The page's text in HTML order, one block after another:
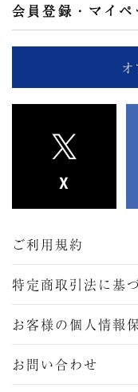
会員登録・マイペ
ご利用規約
特定商取引法に基
お客様の個人情報
お問い合わせ